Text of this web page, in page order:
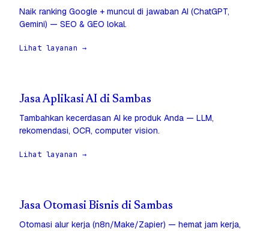
Naik ranking Google + muncul di jawaban AI (ChatGPT,
Gemini) — SEO & GEO lokal.
Lihat layanan →
Jasa Aplikasi AI di Sambas
Tambahkan kecerdasan AI ke produk Anda — LLM,
rekomendasi, OCR, computer vision.
Lihat layanan →
Jasa Otomasi Bisnis di Sambas
Otomasi alur kerja (n8n/Make/Zapier) — hemat jam kerja,